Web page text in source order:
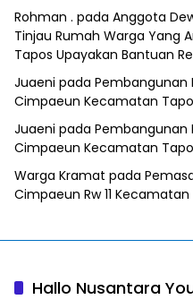
Rohman . pada Anggota
Tinjau Rumah Warga Yang
Tapos Upayakan Bantuan
Juaeni pada Pembangunan
Cimpaeun Kecamatan
Juaeni pada Pembangunan
Cimpaeun Kecamatan
Warga Kramat pada
Cimpaeun Rw 11
Hallo Nusantara